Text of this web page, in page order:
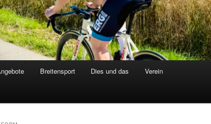
Breitensport Dies und das Verein